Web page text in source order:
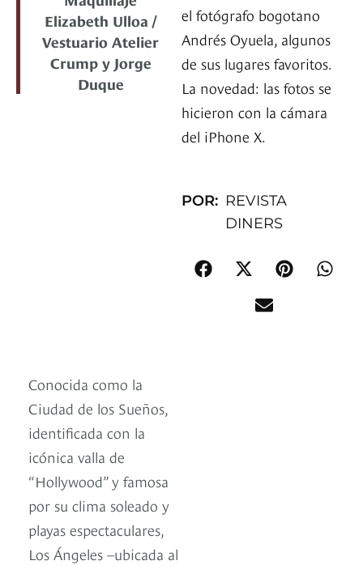
Elizabeth Ulloa /
Vestuario Atelier
Crump y Jorge
Duque
el fotógrafo bogotano
Andrés Oyuela, algunos
de sus lugares favoritos.
La novedad: las fotos se
hicieron con la cámara
del iPhone X.
POR: REVISTA
DINERS
Conocida como la
Ciudad de los Sueños,
identificada con la
icónica valla de
“Hollywood” y famosa
por su clima soleado y
playas espectaculares,
Los Ángeles –ubicada al